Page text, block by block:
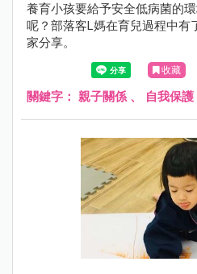
養育小孩要給予安全低病菌的
呢？部落客L媽在育兒過程中有
家分享。
收藏
關鍵字： 親子關係 、 自我保護